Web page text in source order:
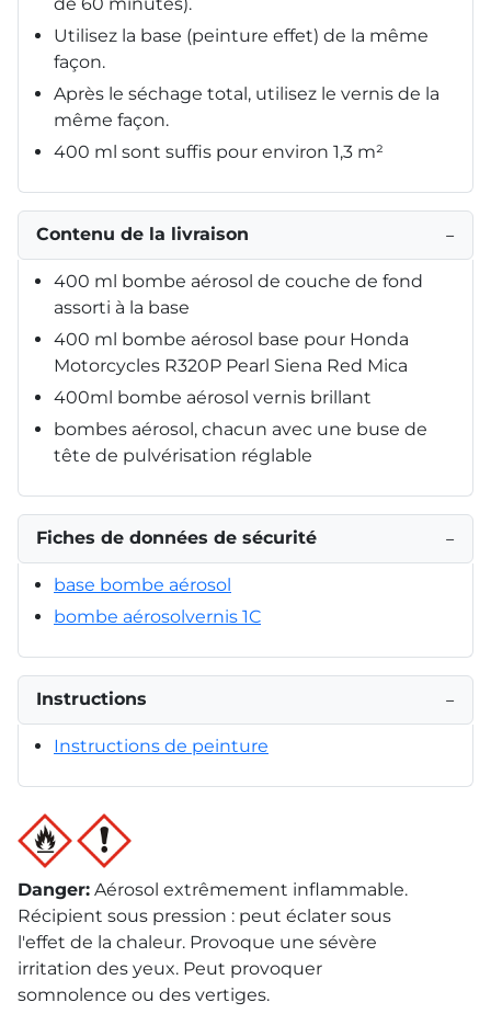
Utilisez la base (peinture effet) de la même
façon.
Après le séchage total, utilisez le vernis de la
même façon.
400 ml sont suffis pour environ 1,3 m²
Contenu de la livraison −
400 ml bombe aérosol de couche de fond
assorti à la base
400 ml bombe aérosol base pour Honda
Motorcycles R320P Pearl Siena Red Mica
400ml bombe aérosol vernis brillant
bombes aérosol, chacun avec une buse de
tête de pulvérisation réglable
Fiches de données de sécurité −
base bombe aérosol
bombe aérosolvernis 1C
Instructions −
Instructions de peinture
Danger: Aérosol extrêmement inflammable.
Récipient sous pression : peut éclater sous
l'effet de la chaleur. Provoque une sévère
irritation des yeux. Peut provoquer
somnolence ou des vertiges.